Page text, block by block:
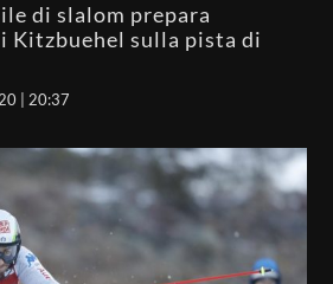
di slalom prepara
Kitzbuehel sulla pista di
| 20:37